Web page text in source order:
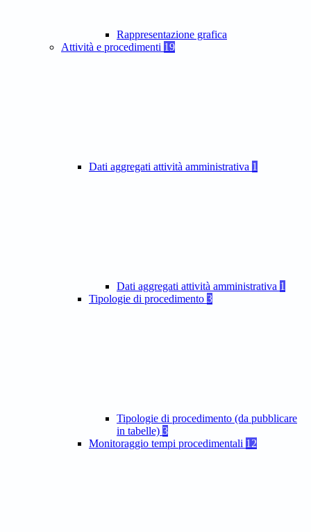
Rappresentazione grafica
Attività e procedimenti 19
Dati aggregati attività amministrativa 1
Dati aggregati attività amministrativa 1
Tipologie di procedimento 3
Tipologie di procedimento (da pubblicare
in tabelle) 3
Monitoraggio tempi procedimentali 12